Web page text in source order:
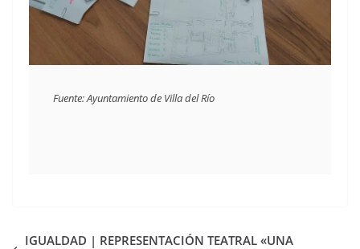
Fuente: Ayuntamiento de Villa del Río
IGUALDAD | REPRESENTACIÓN TEATRAL «UNA